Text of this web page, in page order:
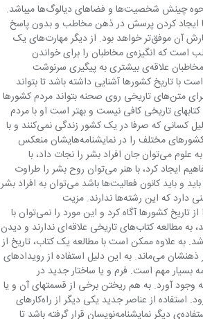
یکی از مهم‌ترین مهارت‌های نویسنده در نگارش نمایشنامه در نحوه چینش شخصیت‌ها و فضاهای دیالوگ‌ها میباشد.
و با ایجاد کردن پرسش در ذهن مخاطب و بدون پاسخ
قرار دادن او این تعلیق را در نمایشنامه ایجاد کند مسلما در نگارش آن موفق‌تر خواهد بود. از دیگر مهارت‌های یک
نمایشنامه‌نویس، نکته‌سنجی برای یافتن موضوع‌های مهم و جالب است که انگیزه‌ی مخاطبان را برای خواندن
نمایشنامه بیشتر کند. در عین حال با اجرای آن روی صحنه نیز مخاطبان علاقه‌ی بیشتری به پیگیری سرنوشت
داشت. نمایشنامه‌نویس لازم است با تاریخ کشورها آشنایی داشته باشد تا بتواند
درباره برحه‌های مختلف تاریخی متن‌های جالب بنویسد تا با اجرای متن‌های تاریخی روی صحنه بتواند مردم کشورها
کتابهای تاریخی کافی نیست و بهتر است او با مردم
کشورهای مختلف و فرهنگ‌هایشان آشنایی پیدا کند. به این دلیل کسانی که صرفا در یک کشور زندگی نمی‌کنند و با
مردم کشورهای مختلف در تماس هستند می‌توانند بهتر تاریخ کشورهای مختلف را در نمایشنامه‌هایشان منعکس
کنند. هر رشته‌ای ارزش خاص خود را دارد و اگرچه با پرداختن به علوم می‌توان جان افراد بشر را نجات داد، با
پرداختن به فلسفه می‌تواند تعاریف و کاربردهای جدید برای مفاهیم ایجاد کرد، با هنر می‌توان روح بشر را طراوت
بخشید و با نوشتن مقاله در زمینه حقوق بشر و جنبش زنان که باید و باید کانون فعالیت‌ها باشد می‌توان به افراد بشر
در این موارد آگاهی داد، اما پرداختن به نمایشنامه‌نویسی حسنی دارد که این رشته‌ها ندارند. مزیت
نمایشنامه‌نویسی این است که می‌توان به یمن آن مردم دنیا را از تاریخ کشورها آگاه کرد و این مورد را نمی‌توان با
علوم و فلسفه کرد. برخی افراد که به دیدن تئاتر علاقمند هستند، به مطالعه کتاب‌های تاریخی علاقه‌ای ندارند و دیدن
باشد. به علاوه ممکن است با مطالعه یک کتاب، تاریخ از
ذهن آنها فراموش شود اما صحنه‌های تئاتر برای سالیان سال در ذهنشان می‌ماند. به این دلیل استفاده از رویدادهای
بسیار مهم است. فرم و یا ساختار جدید در
تغییر در بخش‌های گوناگون آن به وجود آورد. به هم ریختن برخی از قسمتهای آن و یا
بازگشت حوادث در نمایشنامه می‌تواند برای این منظور به کار رود. استفاده از عناصر جدید یکی دیگر از راه‌کارهای
نوآوری در نمایشنامه‌نویسی است. این عناصر نباید قبلا مورد استفاده‌ی دیگر نمایشنامه‌نویسان قرار گرفته باشد تا